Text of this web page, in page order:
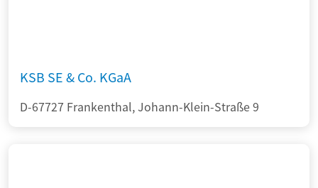
KSB SE & Co. KGaA
D-67727 Frankenthal, Johann-Klein-Straße 9